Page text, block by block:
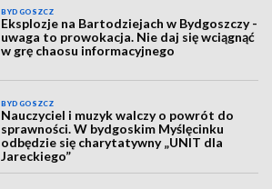
BYDGOSZCZ
Eksplozje na Bartodziejach w Bydgoszczy -
uwaga to prowokacja. Nie daj się wciągnąć
w grę chaosu informacyjnego
BYDGOSZCZ
Nauczyciel i muzyk walczy o powrót do
sprawności. W bydgoskim Myślęcinku
odbędzie się charytatywny „UNIT dla
Jareckiego”